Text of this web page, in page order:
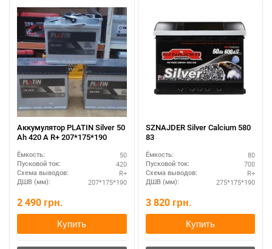
Аккумулятор PLATIN Silver 50
Ah 420 A R+ 207*175*190
Ёмкость: 50
Пусковой ток: 420
Схема выводов: R+
ДШВ (мм): 207*175*190
2 490 грн.
Купить
SZNAJDER Silver Calcium 580
83
Ёмкость: 80
Пусковой ток: 700
Схема выводов: R+
ДШВ (мм): 275*175*190
3 820 грн.
Купить
При отсутствии связи - пишите, звоните в Viber /
Telegram (093) 600-51-11
Написать в Viber